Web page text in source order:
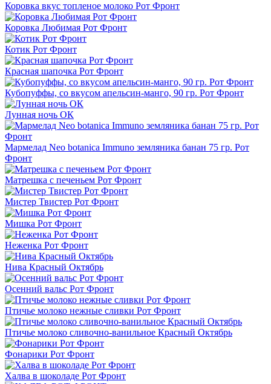
Коровка вкус топленое молоко Рот Фронт
Коровка Любимая Рот Фронт
Котик Рот Фронт
Красная шапочка Рот Фронт
Кубопуффы, со вкусом апельсин-манго, 90 гр. Рот Фронт
Лунная ночь ОК
Мармелад Neo botanica Immuno земляника банан 75 гр. Рот
Фронт
Матрешка с печеньем Рот Фронт
Мистер Твистер Рот Фронт
Мишка Рот Фронт
Неженка Рот Фронт
Нива Красный Октябрь
Осенний вальс Рот Фронт
Птичье молоко нежные сливки Рот Фронт
Птичье молоко сливочно-ванильное Красный Октябрь
Фонарики Рот Фронт
Халва в шоколаде Рот Фронт